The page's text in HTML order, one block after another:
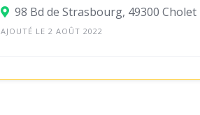
98 Bd de Strasbourg, 49300 Cholet
AJOUTÉ LE 2 AOÛT 2022